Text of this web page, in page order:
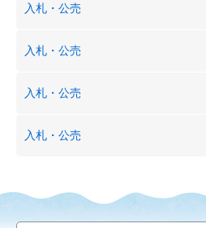
入札・公売
入札・公売
入札・公売
入札・公売